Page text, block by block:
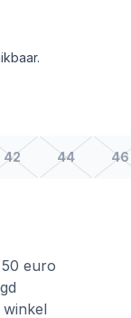
42 44 46
euro